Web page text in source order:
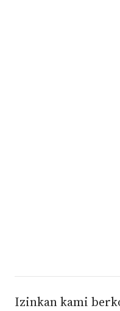
Izinkan kami